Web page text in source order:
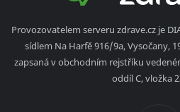
Provozovatelem serveru zdrave.cz je
sídlem Na Harfě 916/9a, Vysočany,
zapsaná v obchodním rejstříku
oddíl C, vložka